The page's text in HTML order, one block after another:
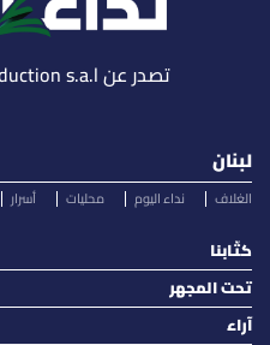
تصدر عن Lebanese Media Production s.a.l
لبنان
الغلاف نداء اليوم محليات أسرار
كتّابنا
تحت المجهر
آراء